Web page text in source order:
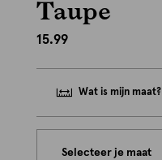
Taupe
15.99
Wat is mijn maat?
Selecteer je maat